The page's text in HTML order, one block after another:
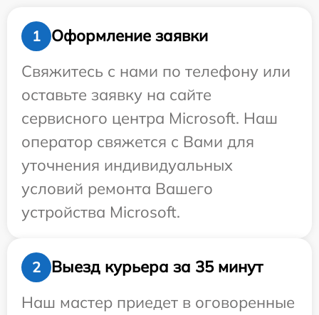
1
Оформление заявки
Свяжитесь с нами по телефону или
оставьте заявку на сайте
сервисного центра Microsoft. Наш
оператор свяжется с Вами для
уточнения индивидуальных
условий ремонта Вашего
устройства Microsoft.
2
Выезд курьера за 35 минут
Наш мастер приедет в оговоренные